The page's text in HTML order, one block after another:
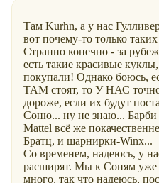
Там Kurhn, а у нас
вот почему-то только
Странно конечно - за
есть такие красивые
покупали! Однако боюсь,
ТАМ стоят, то У НАС точно
дороже, если их будут
Соню... ну не знаю...
Mattel всё же
Братц, и шарнирки-Winx...
Со временем, надеюсь, у
расширят. Мы к Соням
много, так что надеюсь,